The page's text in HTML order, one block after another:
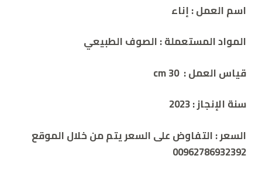
اسم العمل:إناء
المواد المستعملة:الصوف الطبيعي
قياس العمل:
30 cm
سنة الإنجاز: 2023
السعر:التفاوض على السعر يتم من خلال الموقع
00962786932392